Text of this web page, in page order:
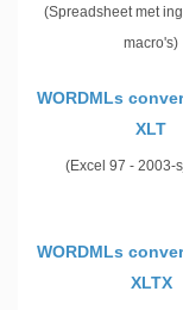
(Spreadsheet met
macro's)
WORDMLs
XLT
(Excel 97 - 2003-
WORDMLs
XLTX